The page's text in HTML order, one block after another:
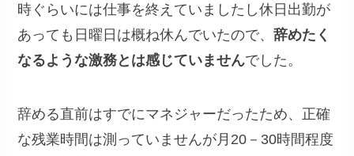
時ぐらいには仕事を終えていましたし休日出勤が
あっても日曜日は概ね休んでいたので、辞めたく
なるような激務とは感じていませんでした。
辞める直前はすでにマネジャーだったため、正確
な残業時間は測っていませんが月20－30時間程度